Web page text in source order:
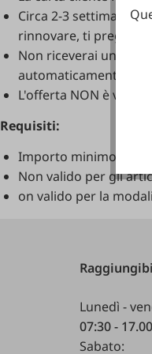
Circa 2-3 settimane
rinnovare,ti preghiamo
Non riceverai una
automaticamente
L'offerta NON è valida
Requisiti:
Importo minimo
Non valido per gli
on valido per la
Lunedì -
07:30 - 17.00
Sabato: